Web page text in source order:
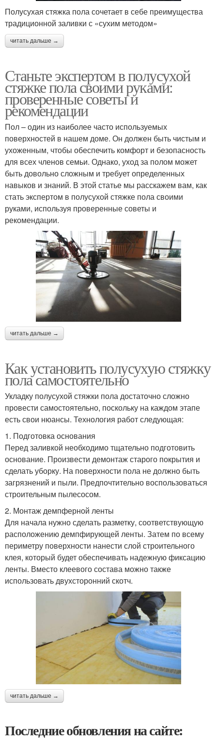
Полусухая стяжка пола сочетает в себе преимущества
традиционной заливки с «сухим методом»
читать дальше →
Станьте экспертом в полусухой
стяжке пола своими руками:
проверенные советы и
рекомендации
Пол – один из наиболее часто используемых
поверхностей в нашем доме. Он должен быть чистым и
ухоженным, чтобы обеспечить комфорт и безопасность
для всех членов семьи. Однако, уход за полом может
быть довольно сложным и требует определенных
навыков и знаний. В этой статье мы расскажем вам, как
стать экспертом в полусухой стяжке пола своими
руками, используя проверенные советы и
рекомендации.
читать дальше →
Как установить полусухую стяжку
пола самостоятельно
Укладку полусухой стяжки пола достаточно сложно
провести самостоятельно, поскольку на каждом этапе
есть свои нюансы. Технология работ следующая:
1. Подготовка основания
Перед заливкой необходимо тщательно подготовить
основание. Произвести демонтаж старого покрытия и
сделать уборку. На поверхности пола не должно быть
загрязнений и пыли. Предпочтительно воспользоваться
строительным пылесосом.
2. Монтаж демпферной ленты
Для начала нужно сделать разметку, соответствующую
расположению демпфирующей ленты. Затем по всему
периметру поверхности нанести слой строительного
клея, который будет обеспечивать надежную фиксацию
ленты. Вместо клеевого состава можно также
использовать двухсторонний скотч.
читать дальше →
Последние обновления на сайте: